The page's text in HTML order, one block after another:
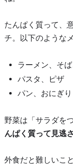
たんぱく質って、
チ。以下のような
ラーメン、そ
パスタ、ピザ
パン、おにぎり
野菜は「サラダを
んぱく質って見逃
外食だと難しいこ